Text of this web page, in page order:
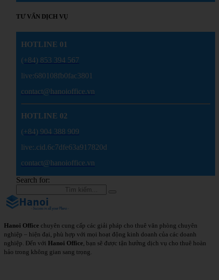
TƯ VẤN DỊCH VỤ
HOTLINE 01
(+84) 853 394 567
live:680108fb0fac3801
contact@hanoioffice.vn
HOTLINE 02
(+84) 904 388 909
live:.cid.6c7dfe63a917820d
contact@hanoioffice.vn
Search for:
Hanoi Office chuyên cung cấp các giải pháp cho thuê văn phòng chuyên
nghiệp – hiện đại, phù hợp với mọi hoạt động kinh doanh của các doanh
nghiệp. Đến với Hanoi Office , bạn sẽ được tận hưởng dịch vụ cho thuê hoàn
hảo trong không gian sang trọng.